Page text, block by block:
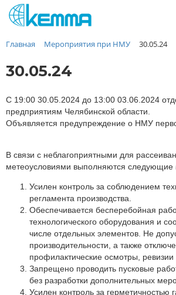
Каталог
О заводе
Новости
Контакты
Наши проекты
Недвижимость
Мероприятия при НМУ
Предложения к зачёту
Подбор
Вакансии
Сертификаты
Партнеры
Личный кабинет
Главная Мероприятия при НМУ 30.05.24
30.05.24
С 19:00 30.05.2024 до 13:00 03.06.2024
предприятиям Челябинской области.
Объявляется предупреждение о НМУ
В связи с неблагоприятными для
метеоусловиями выполняются следующие
Усилен контроль за соблюдением
регламента производства.
Обеспечивается бесперебойная
технологического оборудования и
числе отдельных элементов. Не
производительности, а также
профилактические осмотры,
Запрещено проводить пусковые
без разработки дополнительных
Усилен контроль за герметичностью